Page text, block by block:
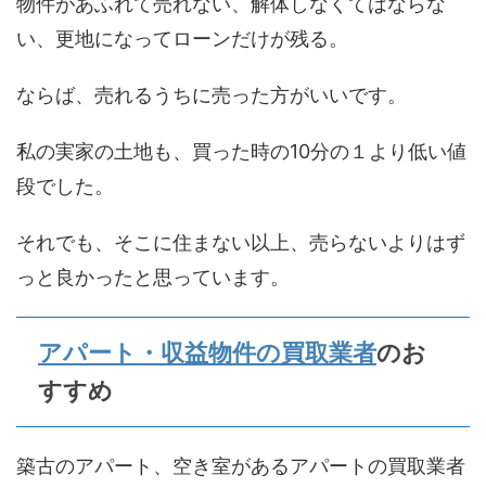
い、更地になってローンだけが残る。
ならば、売れるうちに売った方がいいです。
私の実家の土地も、買った時の10分の１より低い値
段でした。
それでも、そこに住まない以上、売らないよりはず
っと良かったと思っています。
アパート・収益物件の買取業者のお
すすめ
築古のアパート、空き室があるアパートの買取業者